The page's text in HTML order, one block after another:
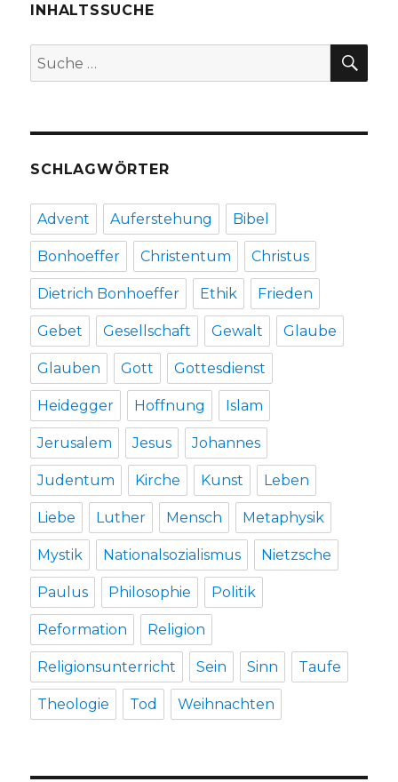
Welver
INHALTSSUCHE
Suche
nach:
SCHLAGWÖRTER
Advent Auferstehung Bibel
Bonhoeffer Christentum Christus
Dietrich Bonhoeffer Ethik Frieden
Gebet Gesellschaft Gewalt Glaube
Glauben Gott Gottesdienst
Heidegger Hoffnung Islam
Jerusalem Jesus Johannes
Judentum Kirche Kunst Leben
Liebe Luther Mensch Metaphysik
Mystik Nationalsozialismus Nietzsche
Paulus Philosophie Politik
Reformation Religion
Religionsunterricht Sein Sinn Taufe
Theologie Tod Weihnachten